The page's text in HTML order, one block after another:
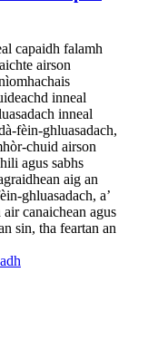
capaidh falamh
airson
inneal
inneal
fèin-ghluasadach,
chuid airson
agus sabhs
aig an
ghluasadach, a’
canaichean agus
sin, tha feartan an